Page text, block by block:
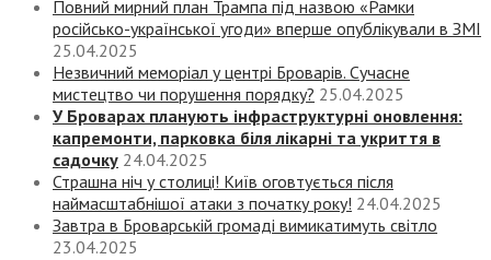
Повний мирний план Трампа під назвою «‎Рамки
російсько-української угоди» вперше опублікували в ЗМІ
25.04.2025
Незвичний меморіал у центрі Броварів. Сучасне
мистецтво чи порушення порядку? 25.04.2025
У Броварах планують інфраструктурні оновлення:
капремонти, парковка біля лікарні та укриття в
садочку 24.04.2025
Страшна ніч у столиці! Київ оговтується після
наймасштабнішої атаки з початку року! 24.04.2025
Завтра в Броварській громаді вимикатимуть світло
23.04.2025